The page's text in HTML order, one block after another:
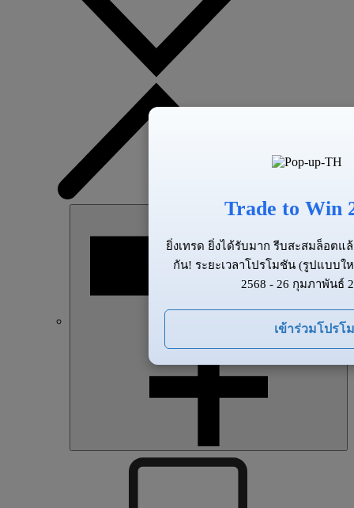
Trade to Win
ยิ่งเทรด ยิ่งได้รับมาก รีบสะสมล็อตแ
กัน! ระยะเวลาโปรโมชัน (รูปแบบใ
2568 - 26 กุมภาพันธ์
เข้าร่วมโปรโ